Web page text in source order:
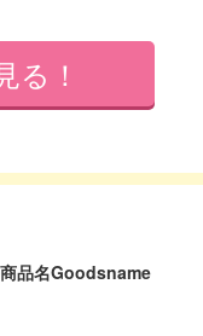
品名Goodsname